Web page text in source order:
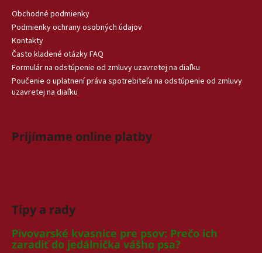
Obchodné podmienky
Podmienky ochrany osobných údajov
Kontakty
Často kladené otázky FAQ
Formulár na odstúpenie od zmluvy uzavretej na diaľku
Poučenie o uplatnení práva spotrebiteľa na odstúpenie od zmluvy
uzavretej na diaľku
Prijímame online platby
Tipy a rady
Pivovarské kvasnice pre psov: Prečo ich
zaradiť do jedálnička vášho psa?